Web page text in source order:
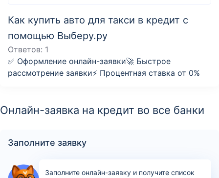
Как купить авто для такси в кредит с
помощью Выберу.ру
Ответов: 1
✅ Оформление онлайн-заявки🚀 Быстрое
рассмотрение заявки⚡️ Процентная ставка от 0%
Онлайн-заявка на кредит во все банки
Заполните заявку
Заполните онлайн-заявку и получите список